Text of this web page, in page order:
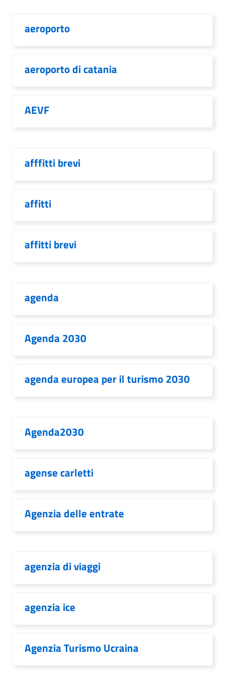
aeroporto
aeroporto di catania
AEVF
afffitti brevi
affitti
affitti brevi
agenda
Agenda 2030
agenda europea per il turismo 2030
Agenda2030
agense carletti
Agenzia delle entrate
agenzia di viaggi
agenzia ice
Agenzia Turismo Ucraina